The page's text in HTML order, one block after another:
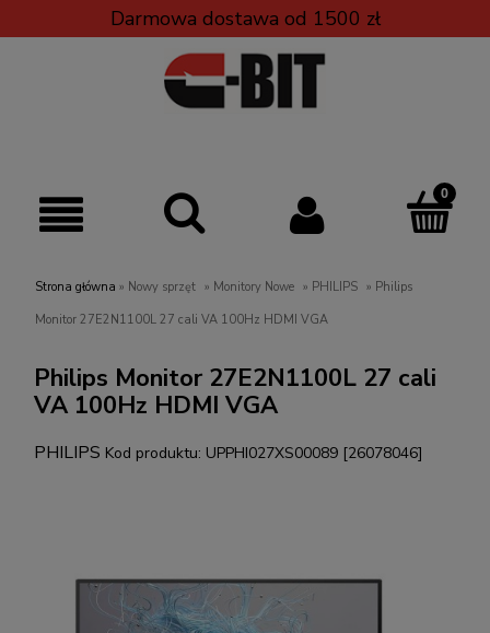
Darmowa dostawa od 1500 zł
Strona główna » Nowy sprzęt » Monitory Nowe » PHILIPS » Philips
Monitor 27E2N1100L 27 cali VA 100Hz HDMI VGA
Philips Monitor 27E2N1100L 27 cali
VA 100Hz HDMI VGA
PHILIPS Kod produktu: UPPHI027XS00089 [26078046]